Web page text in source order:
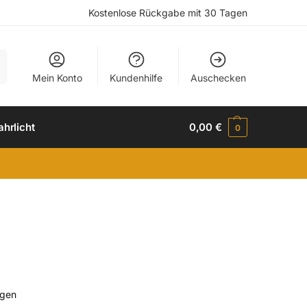
Kostenlose Rückgabe mit 30 Tagen
Mein Konto Kundenhilfe Auschecken
0,00€ 0